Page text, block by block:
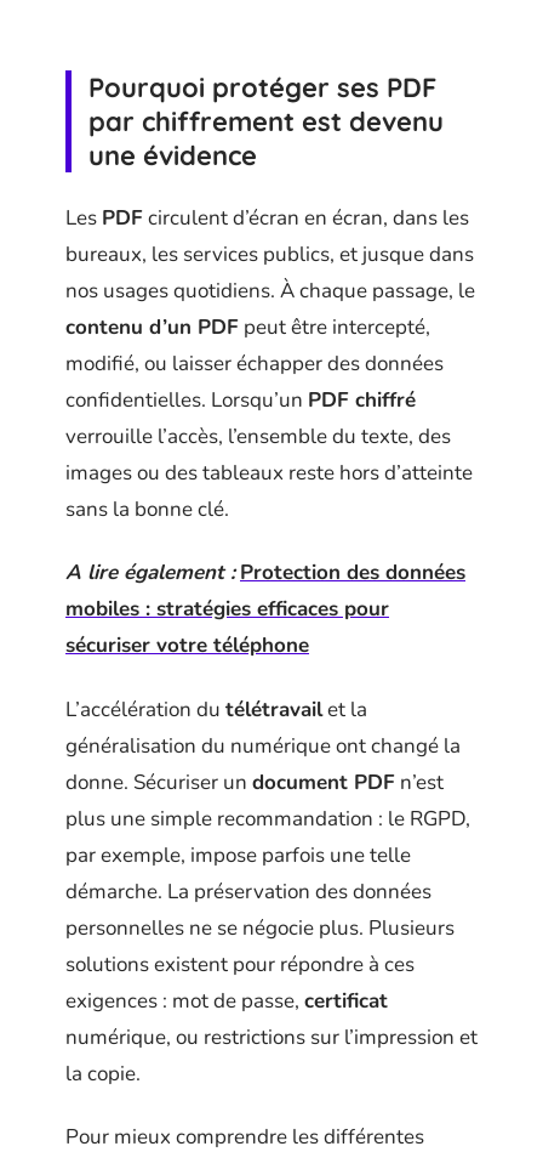
Pourquoi protéger ses PDF
par chiffrement est devenu
une évidence
Les PDFcirculent d’écran en écran, dans les
bureaux, les services publics, et jusque dans
nos usages quotidiens. À chaque passage, le
contenu d’un PDF peut être intercepté,
modifié, ou laisser échapper des données
confidentielles. Lorsqu’un PDF chiffré
verrouille l’accès, l’ensemble du texte, des
images ou des tableaux reste hors d’atteinte
sans la bonne clé.
A lire également : Protection des données
mobiles : stratégies efficaces pour
sécuriser votre téléphone
L’accélération du télétravailet la
généralisation du numérique ont changé la
donne. Sécuriser un document PDF n’est
plus une simple recommandation : le RGPD,
par exemple, impose parfois une telle
démarche. La préservation des données
personnelles ne se négocie plus. Plusieurs
solutions existent pour répondre à ces
exigences : mot de passe, certificat
numérique, ou restrictions sur l’impression et
la copie.
Pour mieux comprendre les différentes